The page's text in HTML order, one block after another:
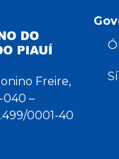
Freire,
040 –
0001-40